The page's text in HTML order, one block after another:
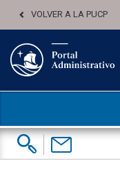
VOLVER A LA PUCP
Buscar:
Contáctenos